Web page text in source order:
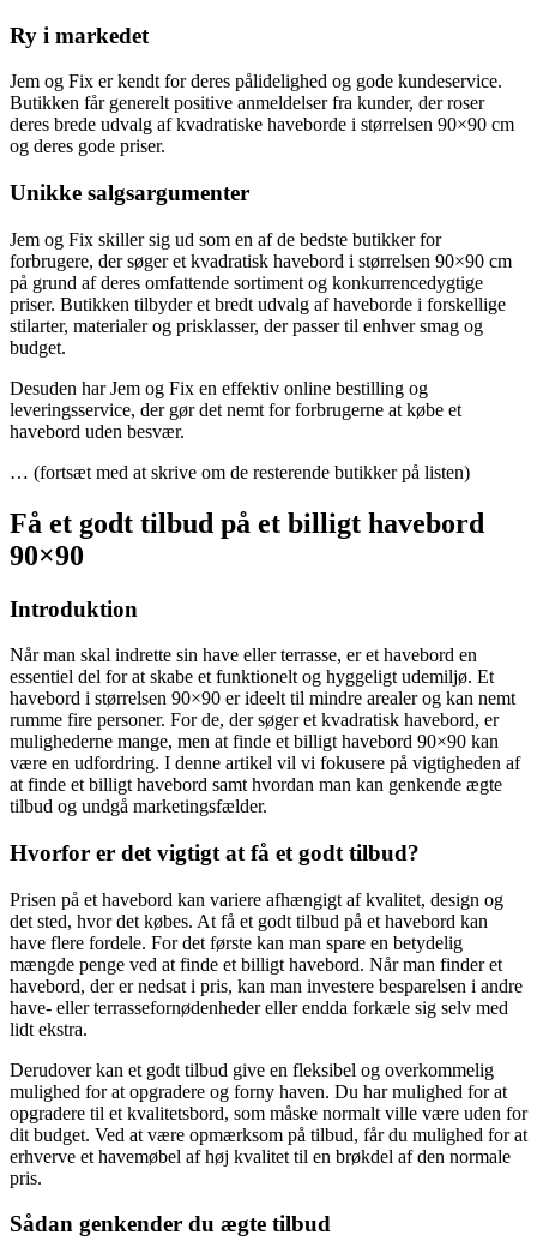
Ry i markedet
Jem og Fix er kendt for deres pålidelighed og gode kundeservice.
Butikken får generelt positive anmeldelser fra kunder, der roser
deres brede udvalg af kvadratiske haveborde i størrelsen 90×90 cm
og deres gode priser.
Unikke salgsargumenter
Jem og Fix skiller sig ud som en af de bedste butikker for
forbrugere, der søger et kvadratisk havebord i størrelsen 90×90 cm
på grund af deres omfattende sortiment og konkurrencedygtige
priser. Butikken tilbyder et bredt udvalg af haveborde i forskellige
stilarter, materialer og prisklasser, der passer til enhver smag og
budget.
Desuden har Jem og Fix en effektiv online bestilling og
leveringsservice, der gør det nemt for forbrugerne at købe et
havebord uden besvær.
… (fortsæt med at skrive om de resterende butikker på listen)
Få et godt tilbud på et billigt havebord
90×90
Introduktion
Når man skal indrette sin have eller terrasse, er et havebord en
essentiel del for at skabe et funktionelt og hyggeligt udemiljø. Et
havebord i størrelsen 90×90 er ideelt til mindre arealer og kan nemt
rumme fire personer. For de, der søger et kvadratisk havebord, er
mulighederne mange, men at finde et billigt havebord 90×90 kan
være en udfordring. I denne artikel vil vi fokusere på vigtigheden af
at finde et billigt havebord samt hvordan man kan genkende ægte
tilbud og undgå marketingsfælder.
Hvorfor er det vigtigt at få et godt tilbud?
Prisen på et havebord kan variere afhængigt af kvalitet, design og
det sted, hvor det købes. At få et godt tilbud på et havebord kan
have flere fordele. For det første kan man spare en betydelig
mængde penge ved at finde et billigt havebord. Når man finder et
havebord, der er nedsat i pris, kan man investere besparelsen i andre
have- eller terrassefornødenheder eller endda forkæle sig selv med
lidt ekstra.
Derudover kan et godt tilbud give en fleksibel og overkommelig
mulighed for at opgradere og forny haven. Du har mulighed for at
opgradere til et kvalitetsbord, som måske normalt ville være uden for
dit budget. Ved at være opmærksom på tilbud, får du mulighed for at
erhverve et havemøbel af høj kvalitet til en brøkdel af den normale
pris.
Sådan genkender du ægte tilbud